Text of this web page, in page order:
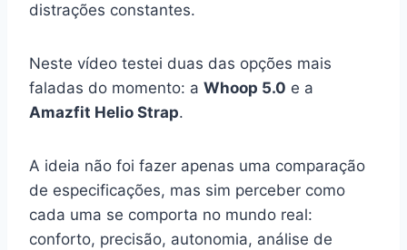
distrações constantes.
Neste vídeo testei duas das opções mais
faladas do momento: a Whoop 5.0 e a
Amazfit Helio Strap.
A ideia não foi fazer apenas uma comparação
de especificações, mas sim perceber como
cada uma se comporta no mundo real:
conforto, precisão, autonomia, análise de